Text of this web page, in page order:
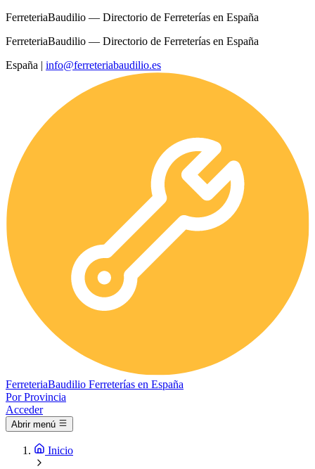
FerreteriaBaudilio — Directorio de Ferreterías en España
FerreteriaBaudilio — Directorio de Ferreterías en España
España | info@ferreteriabaudilio.es
FerreteriaBaudilio Ferreterías en España
Por Provincia
Acceder
Abrir menú
Inicio